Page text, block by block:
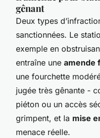
gênant
Deux types
sanctionnées. Le
exemple en
entraîne une amende
une fourchette
jugée très gênante -
piéton ou un accès
grimpent, et la mise
menace réelle.